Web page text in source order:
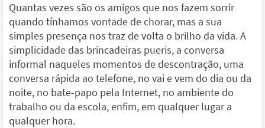
Quantas vezes são os amigos que nos fazem sorrir
quando tínhamos vontade de chorar, mas a sua
simples presença nos traz de volta o brilho da vida. A
simplicidade das brincadeiras pueris, a conversa
informal naqueles momentos de descontração, uma
conversa rápida ao telefone, no vai e vem do dia ou da
noite, no bate-papo pela Internet, no ambiente do
trabalho ou da escola, enfim, em qualquer lugar a
qualquer hora.